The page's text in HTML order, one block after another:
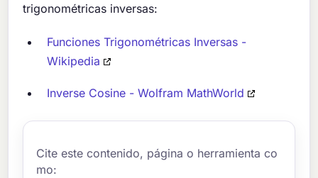
trigonométricas inversas:
Funciones Trigonométricas Inversas -
Wikipedia
Inverse Cosine - Wolfram MathWorld
Cite este contenido, página o herramienta co
mo: